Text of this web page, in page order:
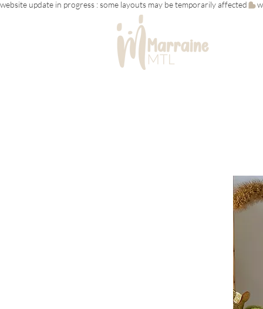
website update in progress : some layouts may be temporarily affected